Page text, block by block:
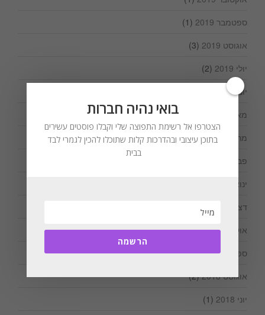
ספטמבר 2019
(1)
אוגוסט 2019
(3)
יולי 2019
(2)
יוני 2019
מאי 2019
מרץ 2019
(1)
פברואר 2019
ינואר 2019
דצמבר 2018
(2)
אוקטובר 2018
(2)
ספטמבר 2018
(1)
אוגוסט 2018
(2)
יוני 2018
(1)
בואי נהיה חברות
הצטרפו אל רשימת התפוצה שלי וקבלו פוסטים עשירים
בתוכן עיצובי ובהדרכות קלות שתוכלו להכין לגמרי לבד
בבית
הרשמה